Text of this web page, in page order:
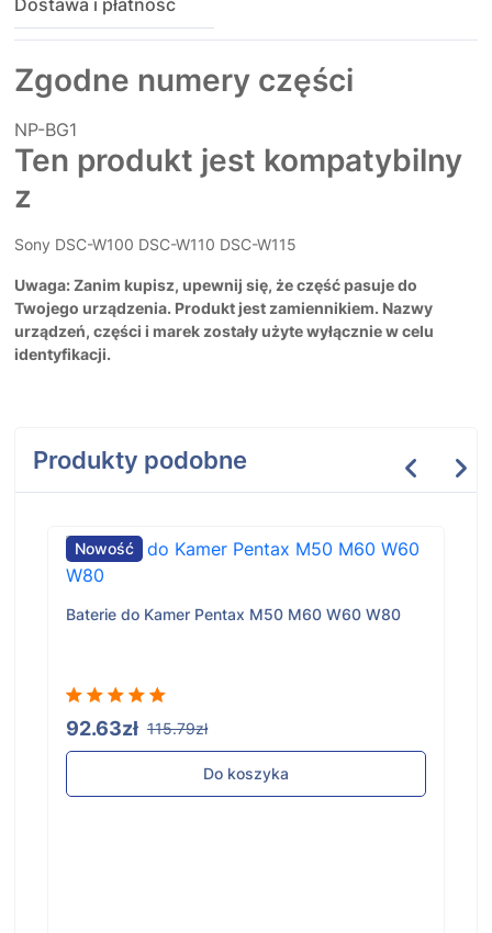
Dostawa i płatność
Zgodne numery części
NP-BG1
Ten produkt jest kompatybilny
z
Sony DSC-W100 DSC-W110 DSC-W115
Uwaga: Zanim kupisz, upewnij się, że część pasuje do
Twojego urządzenia. Produkt jest zamiennikiem. Nazwy
urządzeń, części i marek zostały użyte wyłącznie w celu
identyfikacji.
Produkty podobne
Nowość
Baterie do Kamer Pentax M50 M60 W60 W80
92.63zł 115.79zł
Do koszyka